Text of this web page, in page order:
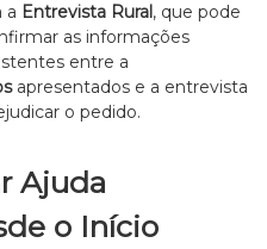
a Entrevista Rural, que pode
as informações
entre a
apresentados e a entrevista
o pedido.
Ajuda
o Início